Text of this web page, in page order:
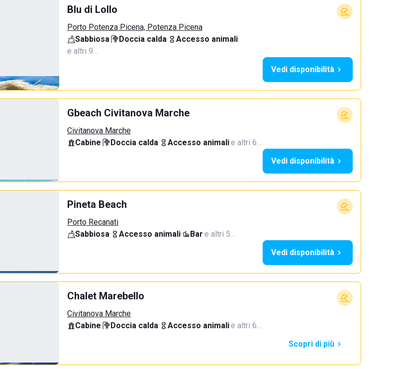
Blu di Lollo
Porto Potenza Picena, Potenza Picena
Sabbiosa· Doccia calda· Accesso animali·
e altri 9…
Vedi disponibilità
Gbeach Civitanova Marche
Civitanova Marche
Cabine· Doccia calda· Accesso animali·e altri 6…
Vedi disponibilità
Pineta Beach
Porto Recanati
Sabbiosa· Accesso animali· Bar·e altri 5…
Vedi disponibilità
Chalet Marebello
Civitanova Marche
Cabine· Doccia calda· Accesso animali·e altri 6…
Scopri di più